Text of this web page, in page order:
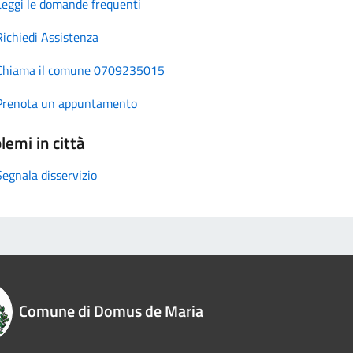
Assistenza
il comune 0709235015
un appuntamento
in città
disservizio
Comune di Domus de Maria